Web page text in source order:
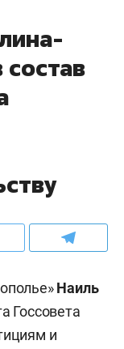
Наиль
Госсовета
и